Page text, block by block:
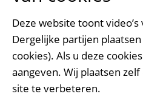
Research
Strategic programs
Research groups
Researchers
Deze website toont video’s
Dergelijke partijen
cookies). Als u deze
aangeven. Wij plaatsen
site te verbeteren.